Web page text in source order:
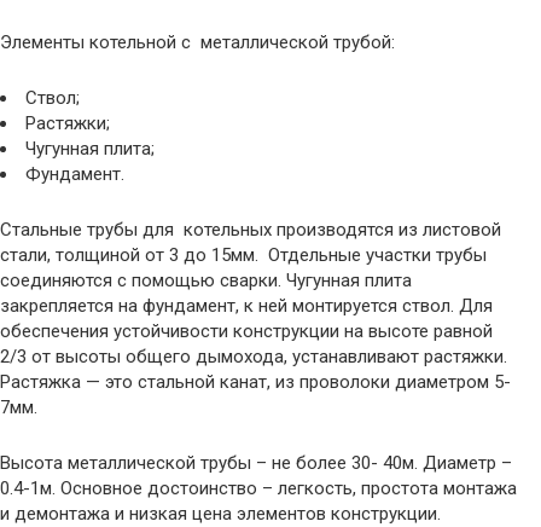
Элементы котельной с металлической трубой:
Ствол;
Растяжки;
Чугунная плита;
Фундамент.
Стальные трубы для котельных производятся из листовой
стали, толщиной от 3 до 15мм. Отдельные участки трубы
соединяются с помощью сварки. Чугунная плита
закрепляется на фундамент, к ней монтируется ствол. Для
обеспечения устойчивости конструкции на высоте равной
2/3 от высоты общего дымохода, устанавливают растяжки.
Растяжка — это стальной канат, из проволоки диаметром 5-
7мм.
Высота металлической трубы – не более 30- 40м. Диаметр –
0.4-1м. Основное достоинство – легкость, простота монтажа
и демонтажа и низкая цена элементов конструкции.